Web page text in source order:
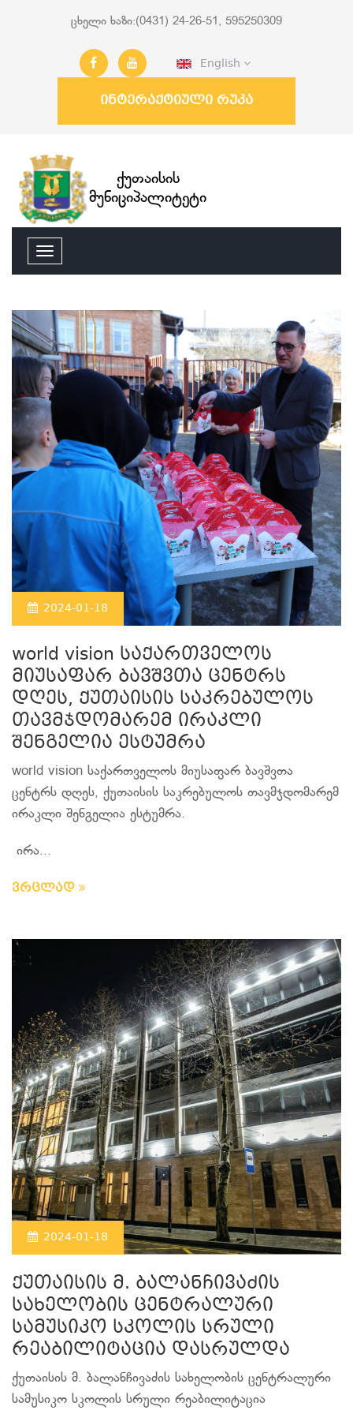
ცხელი ხაზი:(0431) 24-26-51, 595250309
English
ინტერაქტიული რუკა
ქუთაისის
მუნიციპალიტეტი
2024-01-18
world vision საქართველოს
მიუსაფარ ბავშვთა ცენტრს
დღეს, ქუთაისის საკრებულოს
თავმჯდომარემ ირაკლი
შენგელია ესტუმრა
world vision საქართველოს მიუსაფარ ბავშვთა
ცენტრს დღეს, ქუთაისის საკრებულოს თავმჯდომარემ
ირაკლი შენგელია ესტუმრა.
ირა...
ვრცლად
2024-01-18
ქუთაისის მ. ბალანჩივაძის
სახელობის ცენტრალური
სამუსიკო სკოლის სრული
რეაბილიტაცია დასრულდა
ქუთაისის მ. ბალანჩივაძის სახელობის ცენტრალური
სამუსიკო სკოლის სრული რეაბილიტაცია